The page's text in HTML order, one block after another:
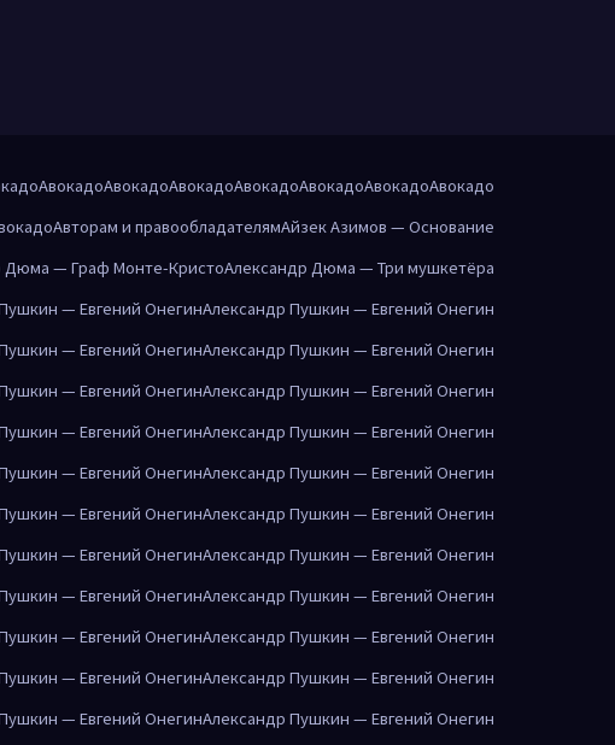
АвокадоАвокадоАвокадоАвокадоАвокадоАвокадоАвокадо
Авторам и правообладателямАйзек Азимов — Основание
Дюма — Граф Монте-КристоАлександр Дюма — Три мушкетёра
— Евгений ОнегинАлександр Пушкин — Евгений Онегин
— Евгений ОнегинАлександр Пушкин — Евгений Онегин
— Евгений ОнегинАлександр Пушкин — Евгений Онегин
— Евгений ОнегинАлександр Пушкин — Евгений Онегин
— Евгений ОнегинАлександр Пушкин — Евгений Онегин
— Евгений ОнегинАлександр Пушкин — Евгений Онегин
— Евгений ОнегинАлександр Пушкин — Евгений Онегин
— Евгений ОнегинАлександр Пушкин — Евгений Онегин
— Евгений ОнегинАлександр Пушкин — Евгений Онегин
— Евгений ОнегинАлександр Пушкин — Евгений Онегин
— Евгений ОнегинАлександр Пушкин — Евгений Онегин